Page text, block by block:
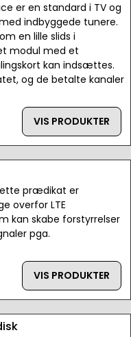
er en standard i TV og
indbyggede tunere.
en lille slids i
modul med et
kan indsættes.
og de betalte kanaler
VIS PRODUKTER
prædikat er
overfor LTE
kan skabe forstyrrelser
pga.
VIS PRODUKTER